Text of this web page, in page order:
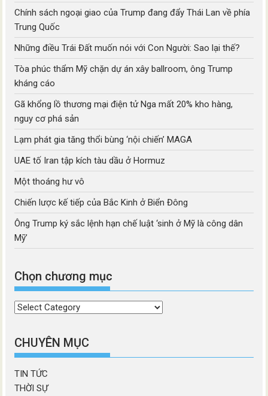
Chính sách ngoại giao của Trump đang đẩy Thái Lan về phía
Trung Quốc
Những điều Trái Đất muốn nói với Con Người: Sao lại thế?
Tòa phúc thẩm Mỹ chặn dự án xây ballroom, ông Trump
kháng cáo
Gã khổng lồ thương mại điện tử Nga mất 20% kho hàng,
nguy cơ phá sản
Lạm phát gia tăng thổi bùng ‘nội chiến’ MAGA
UAE tố Iran tập kích tàu dầu ở Hormuz
Một thoáng hư vô
Chiến lược kế tiếp của Bắc Kinh ở Biển Đông
Ông Trump ký sắc lệnh hạn chế luật ‘sinh ở Mỹ là công dân
Mỹ’
Chọn chương mục
Chọn
mục
CHUYÊN MỤC
TIN TỨC
THỜI SỰ